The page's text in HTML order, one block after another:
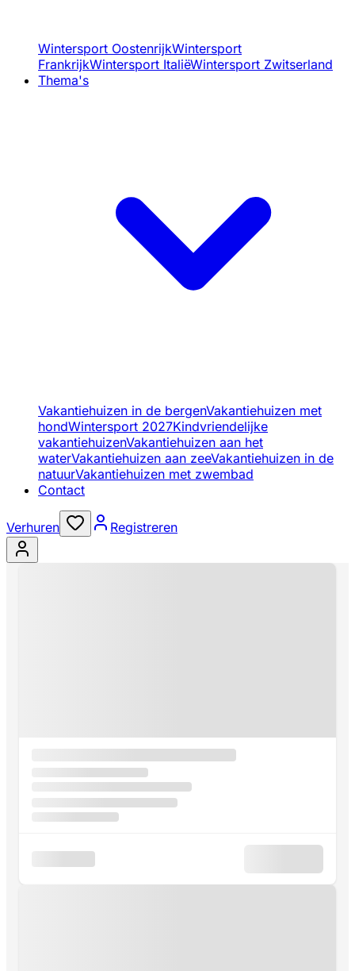
Wintersport OostenrijkWintersport
FrankrijkWintersport ItaliëWintersport Zwitserland
Thema's
Vakantiehuizen in de bergenVakantiehuizen met
hondWintersport 2027Kindvriendelijke
vakantiehuizenVakantiehuizen aan het
waterVakantiehuizen aan zeeVakantiehuizen in de
natuurVakantiehuizen met zwembad
Contact
Verhuren Registreren